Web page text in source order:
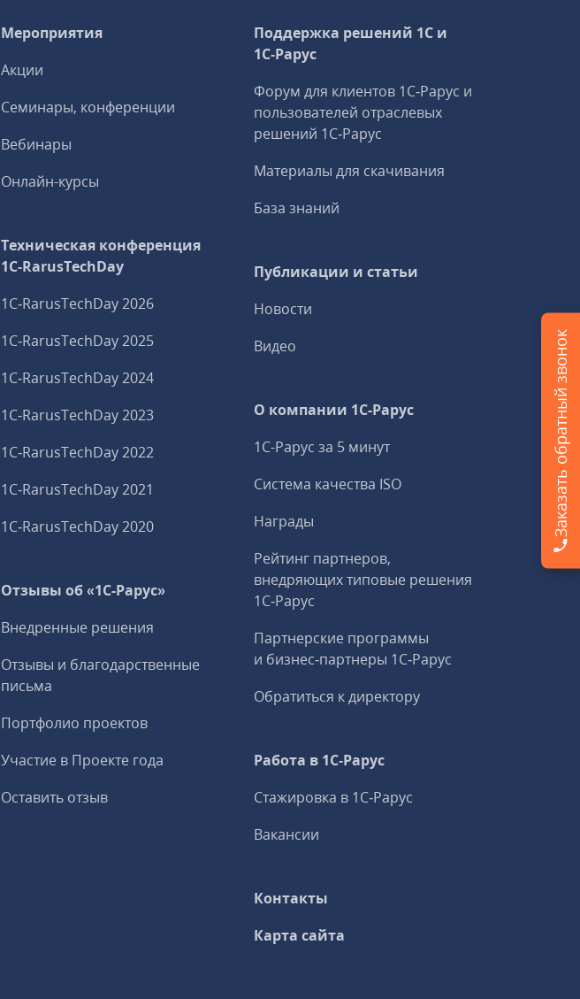
Мероприятия
Акции
Семинары, конференции
Вебинары
Онлайн-курсы
Техническая конференция
1C‑RarusTechDay
1C‑RarusTechDay 2026
1C‑RarusTechDay 2025
1C‑RarusTechDay 2024
1C‑RarusTechDay 2023
1C‑RarusTechDay 2022
1C‑RarusTechDay 2021
1C‑RarusTechDay 2020
Отзывы об «1С-Рарус»
Внедренные решения
Отзывы и благодарственные
письма
Портфолио проектов
Участие в Проекте года
Оставить отзыв
Поддержка решений 1С и
1С‑Рарус
Форум для клиентов 1С‑Рарус и
пользователей отраслевых
решений 1С‑Рарус
Материалы для скачивания
База знаний
Публикации и статьи
Новости
Видео
О компании 1C-Рарус
1С-Рарус за 5 минут
Система качества ISO
Награды
Рейтинг партнеров,
внедряющих типовые решения
1С‑Рарус
Партнерские программы
и бизнес‑партнеры 1С‑Рарус
Обратиться к директору
Работа в 1С‑Рарус
Стажировка в 1С‑Рарус
Вакансии
Контакты
Карта сайта
Заказать обратный звонок